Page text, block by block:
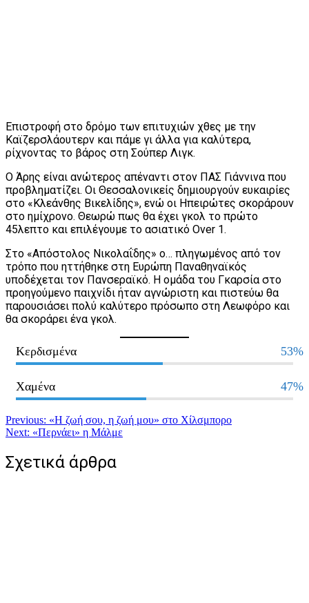
Επιστροφή στο δρόμο των επιτυχιών χθες με την
Καϊζερσλάουτερν και πάμε γι άλλα για καλύτερα,
ρίχνοντας το βάρος στη Σούπερ Λιγκ.
Ο Άρης είναι ανώτερος απέναντι στον ΠΑΣ Γιάννινα που
προβληματίζει. Οι Θεσσαλονικείς δημιουργούν ευκαιρίες
στο «Κλεάνθης Βικελίδης», ενώ οι Ηπειρώτες σκοράρουν
στο ημίχρονο. Θεωρώ πως θα έχει γκολ το πρώτο
45λεπτο και επιλέγουμε το ασιατικό Over 1.
Στο «Απόστολος Νικολαΐδης» ο… πληγωμένος από τον
τρόπο που ηττήθηκε στη Ευρώπη Παναθηναϊκός
υποδέχεται τον Πανσεραϊκό. Η ομάδα του Γκαρσία στο
προηγούμενο παιχνίδι ήταν αγνώριστη και πιστεύω θα
παρουσιάσει πολύ καλύτερο πρόσωπο στη Λεωφόρο και
θα σκοράρει ένα γκολ.
Κερδισμένα 53%
Χαμένα 47%
Πλοήγηση
άρθρων
Previous: «Η ζωή σου, η ζωή μου» στο Χίλσμπορο
Next: «Περνάει» η Μάλμε
Σχετικά άρθρα